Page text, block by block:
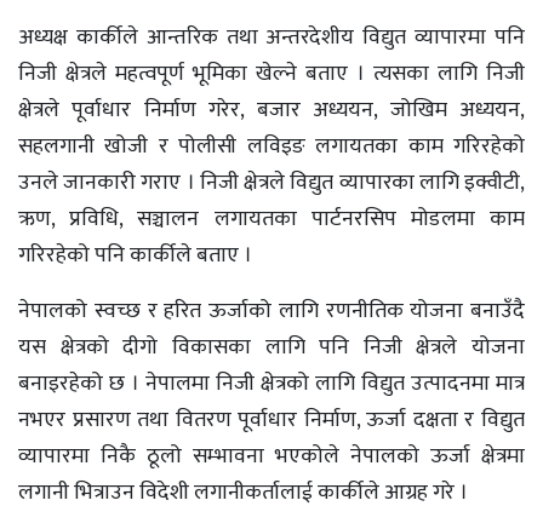
अध्यक्ष कार्कीले आन्तरिक तथा अन्तरदेशीय विद्युत व्यापारमा पनि
निजी क्षेत्रले महत्वपूर्ण भूमिका खेल्ने बताए । त्यसका लागि निजी
क्षेत्रले पूर्वाधार निर्माण गरेर, बजार अध्ययन, जोखिम अध्ययन,
सहलगानी खोजी र पोलीसी लविइङ लगायतका काम गरिरहेको
उनले जानकारी गराए । निजी क्षेत्रले विद्युत व्यापारका लागि इक्वीटी,
ऋण, प्रविधि, सञ्चालन लगायतका पार्टनरसिप मोडलमा काम
गरिरहेको पनि कार्कीले बताए ।
नेपालको स्वच्छ र हरित ऊर्जाको लागि रणनीतिक योजना बनाउँदै
यस क्षेत्रको दीगो विकासका लागि पनि निजी क्षेत्रले योजना
बनाइरहेको छ । नेपालमा निजी क्षेत्रको लागि विद्युत उत्पादनमा मात्र
नभएर प्रसारण तथा वितरण पूर्वाधार निर्माण, ऊर्जा दक्षता र विद्युत
व्यापारमा निकै ठूलो सम्भावना भएकोले नेपालको ऊर्जा क्षेत्रमा
लगानी भित्राउन विदेशी लगानीकर्तालाई कार्कीले आग्रह गरे ।